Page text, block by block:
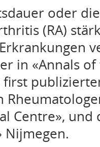
oder
(RA)
in «Annals
first
Centre», und
Nijmegen.